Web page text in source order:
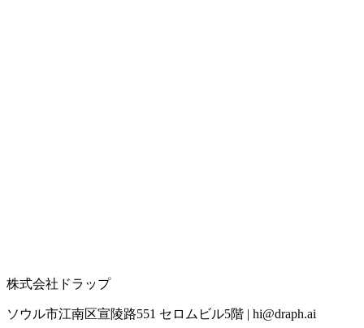
株式会社ドラップ
ソウル市江南区宣陵路551 セロムビル5階 | hi@draph.ai